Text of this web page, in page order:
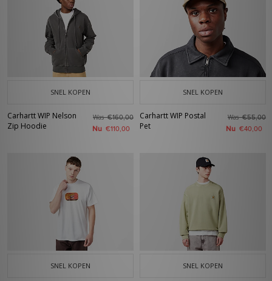
SNEL KOPEN
Carhartt WIP Nelson
Zip Hoodie
Was€160,00
Nu €110,00
SNEL KOPEN
Carhartt WIP Postal
Pet
Was€55,00
Nu €40,00
SNEL KOPEN SNEL KOPEN